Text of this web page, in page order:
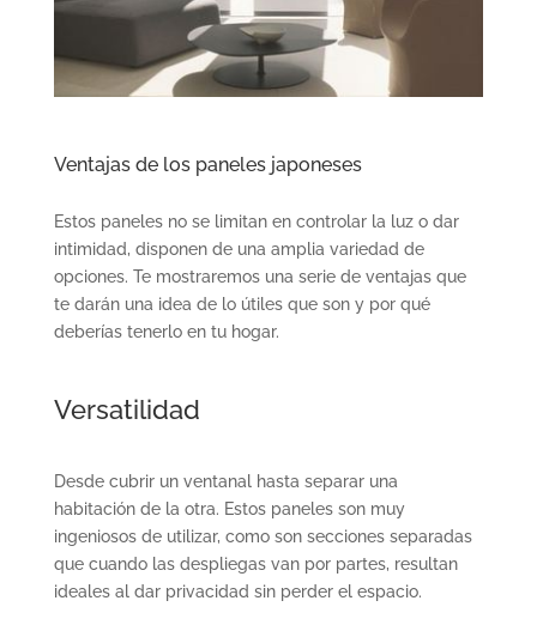
Ventajas de los paneles japoneses
Estos paneles no se limitan en controlar la luz o dar
intimidad, disponen de una amplia variedad de
opciones. Te mostraremos una serie de ventajas que
te darán una idea de lo útiles que son y por qué
deberías tenerlo en tu hogar.
Versatilidad
Desde cubrir un ventanal hasta separar una
habitación de la otra. Estos paneles son muy
ingeniosos de utilizar, como son secciones separadas
que cuando las despliegas van por partes, resultan
ideales al dar privacidad sin perder el espacio.